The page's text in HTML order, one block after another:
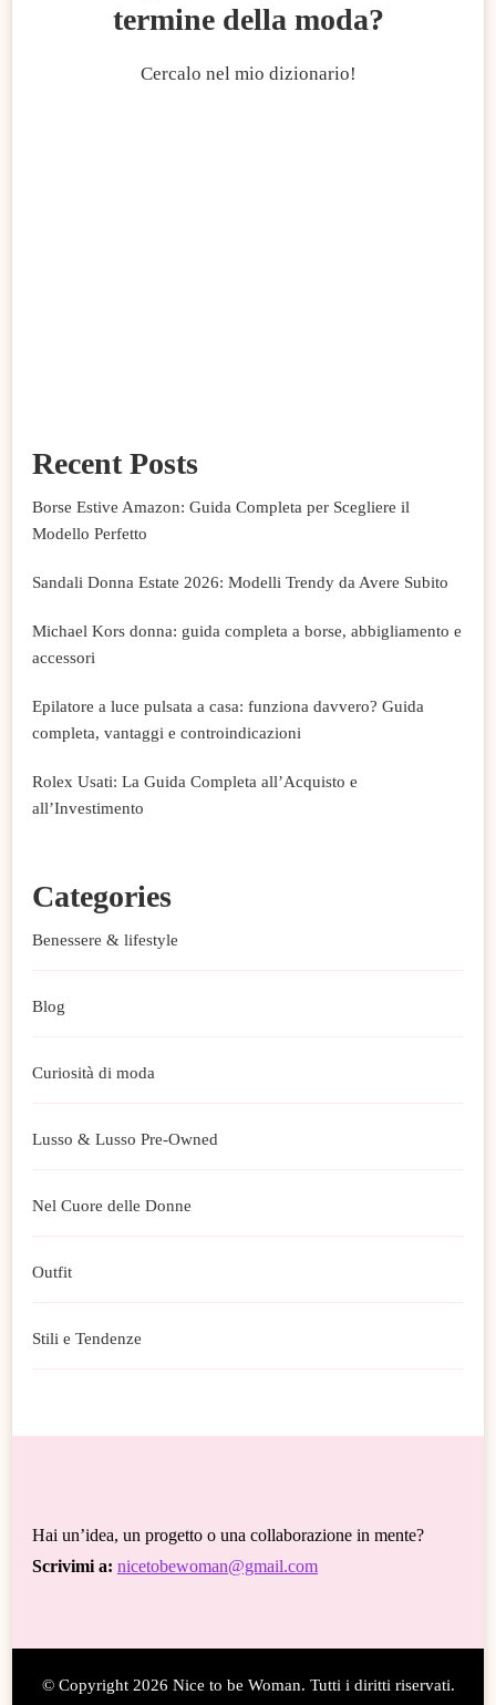
termine della moda?
Cercalo nel mio dizionario!
Recent Posts
Borse Estive Amazon: Guida Completa per Scegliere il
Modello Perfetto
Sandali Donna Estate 2026: Modelli Trendy da Avere Subito
Michael Kors donna: guida completa a borse, abbigliamento e
accessori
Epilatore a luce pulsata a casa: funziona davvero? Guida
completa, vantaggi e controindicazioni
Rolex Usati: La Guida Completa all’Acquisto e
all’Investimento
Categories
Benessere & lifestyle
Blog
Curiosità di moda
Lusso & Lusso Pre-Owned
Nel Cuore delle Donne
Outfit
Stili e Tendenze
Hai un’idea, un progetto o una collaborazione in mente?
Scrivimi a: nicetobewoman@gmail.com
© Copyright 2026 Nice to be Woman. Tutti i diritti riservati.